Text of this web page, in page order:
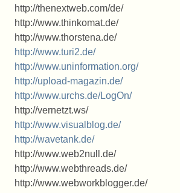
http://thenextweb.com/de/
http://www.thinkomat.de/
http://www.thorstena.de/
http://www.turi2.de/
http://www.uninformation.org/
http://upload-magazin.de/
http://www.urchs.de/LogOn/
http://vernetzt.ws/
http://www.visualblog.de/
http://wavetank.de/
http://www.web2null.de/
http://www.webthreads.de/
http://www.webworkblogger.de/